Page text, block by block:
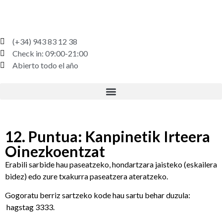
(+34) 943 83 12 38
Check in: 09:00-21:00
Abierto todo el año
12. Puntua: Kanpinetik Irteera
Oinezkoentzat
Erabili sarbide hau paseatzeko, hondartzara jaisteko (eskailera
bidez) edo zure txakurra paseatzera ateratzeko.
Gogoratu berriz sartzeko kode hau sartu behar duzula:
hagstag 3333.